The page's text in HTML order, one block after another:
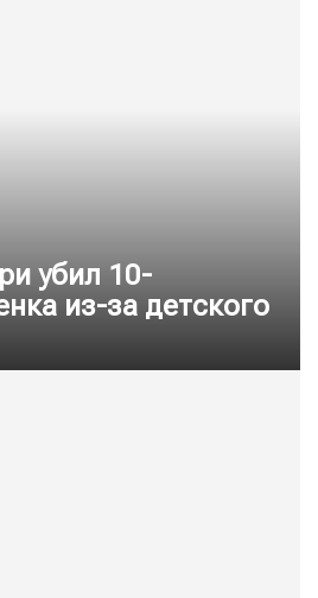
убил 10-
из-за детского